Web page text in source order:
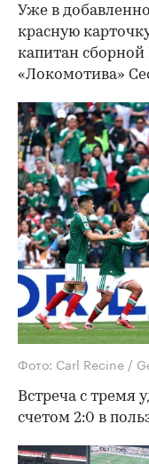
Уже в
красную
капитан
«Локомотива»
Фото: Carl Recine /
Встреча с тремя
счетом 2:0 в